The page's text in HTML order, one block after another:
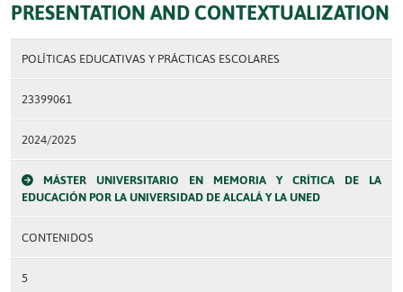
PRESENTATION AND CONTEXTUALIZATION
POLÍTICAS EDUCATIVAS Y PRÁCTICAS ESCOLARES
23399061
2024/2025
MÁSTER UNIVERSITARIO EN MEMORIA Y CRÍTICA DE LA
EDUCACIÓN POR LA UNIVERSIDAD DE ALCALÁ Y LA UNED
CONTENIDOS
5